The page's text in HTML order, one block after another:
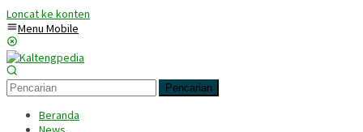
Loncat ke konten
Menu Mobile
Pencarian
Beranda